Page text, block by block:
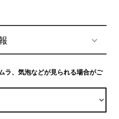
ラ、気泡などが見られる場合がご